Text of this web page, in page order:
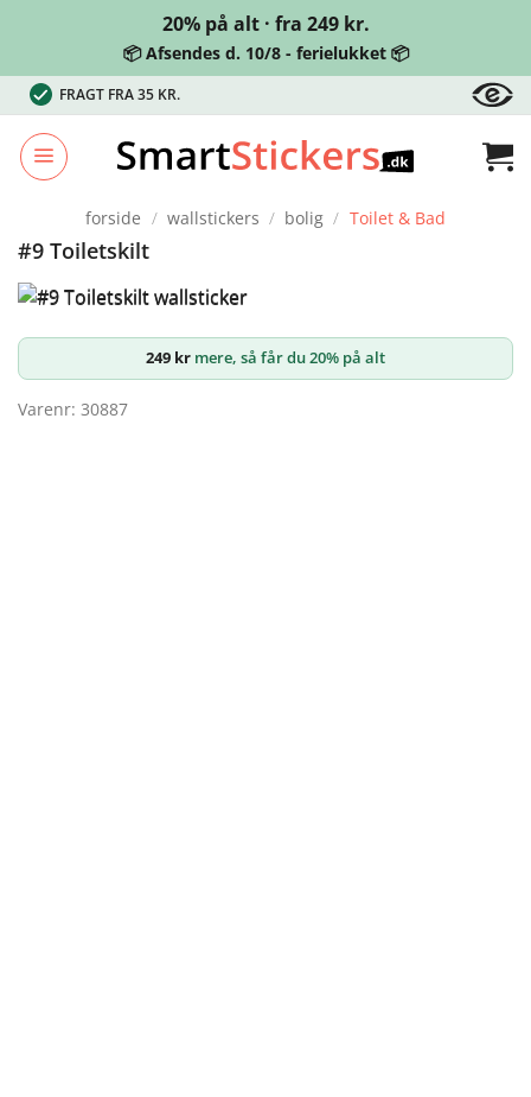
20% på alt · fra 249 kr.
📦 Afsendes d. 10/8 - ferielukket 📦
Fortsæt
til
indhold
FRAGT FRA 35 KR.
forside / wallstickers / bolig / Toilet & Bad
#9 Toiletskilt
249 kr mere, så får du 20% på alt
Varenr: 30887